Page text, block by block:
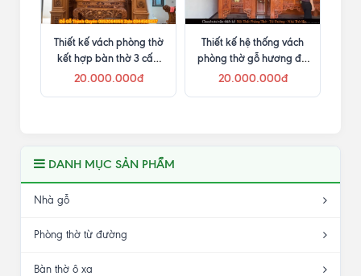
Thiết kế vách phòng thờ
kết hợp bàn thờ 3 cấp
và cách lựa chọn kích
20.000.000đ
Thiết kế hệ thống vách
phòng thờ gỗ hương đá
kết hợp cuốn thư câu đối
20.000.000đ
DANH MỤC SẢN PHẨM
Nhà gỗ
Phòng thờ từ đường
Bàn thờ ô xa